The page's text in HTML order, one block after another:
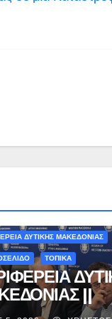
ΔΥΤΙΚΗΣ ΜΑΚΕΔΟΝΙΑΣ
ΤΟΠΙΚΑ
||